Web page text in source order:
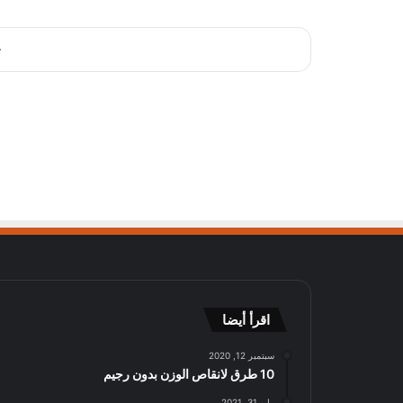
اقرأ أيضا
سبتمبر 12, 2020
10 طرق لانقاص الوزن بدون رجيم